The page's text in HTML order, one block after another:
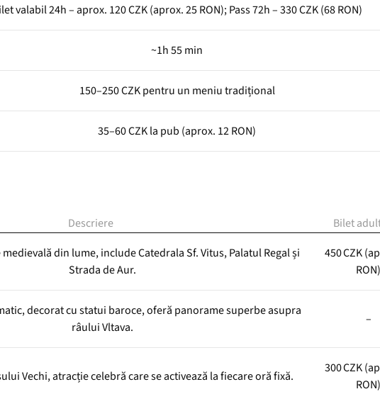
valabil 24h – aprox. 120 CZK (aprox. 25 RON); Pass 72h – 330 CZK (68 RON)
~1h 55 min
150–250 CZK pentru un meniu tradițional
35–60 CZK la pub (aprox. 12 RON)
Descriere Bilet
din lume, include Catedrala Sf. Vitus, Palatul Regal și
Strada de Aur.
450 CZK
RON)
decorat cu statui baroce, oferă panorame superbe asupra
râului Vltava.
–
Vechi, atracție celebră care se activează la fiecare oră fixă.
300 CZK
RON)